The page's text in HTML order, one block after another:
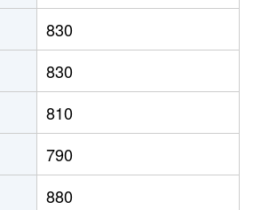
1,300万円
200万円
550万円
1,400万円
1,300万円
830
830
810
790
880